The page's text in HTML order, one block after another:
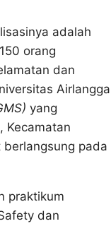
adalah
orang
dan
Airlangga
yang
Kecamatan
berlangsung pada
praktikum
dan